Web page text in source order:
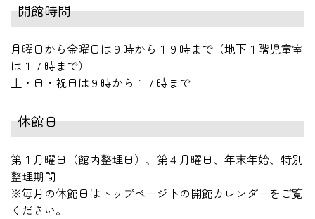
開館時間
月曜日から金曜日は９時から１９時まで（地下１階児童室
は１７時まで）
土・日・祝日は９時から１７時まで
休館日
第１月曜日（館内整理日）、第４月曜日、年末年始、特別
整理期間
※毎月の休館日はトップページ下の開館カレンダーをご覧
ください。